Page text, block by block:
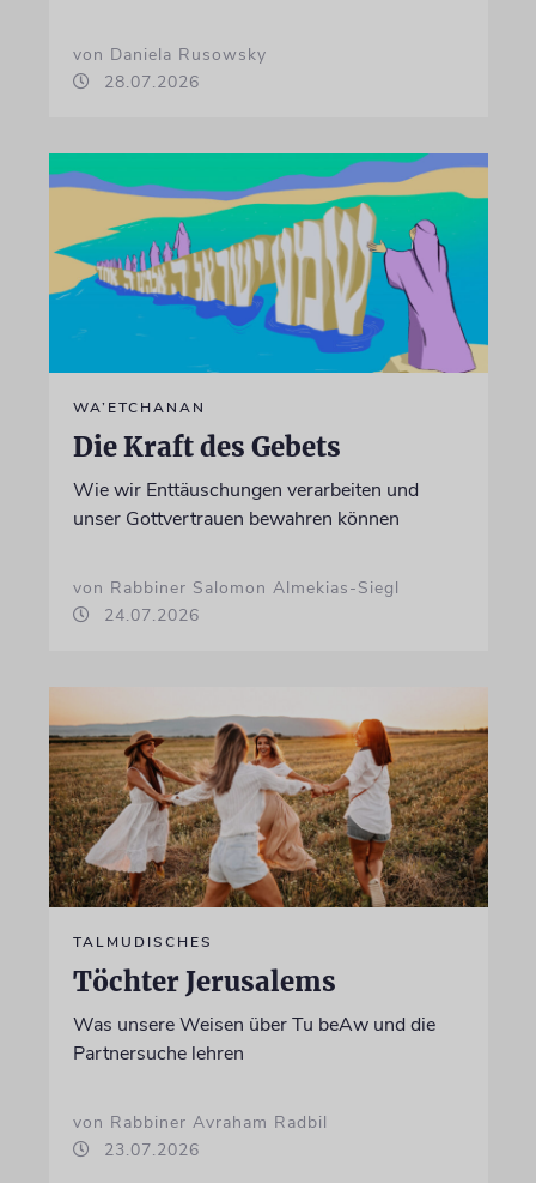
von Daniela Rusowsky
28.07.2026
WA’ETCHANAN
Die Kraft des Gebets
Wie wir Enttäuschungen verarbeiten und
unser Gottvertrauen bewahren können
von Rabbiner Salomon Almekias-Siegl
24.07.2026
TALMUDISCHES
Töchter Jerusalems
Was unsere Weisen über Tu beAw und die
Partnersuche lehren
von Rabbiner Avraham Radbil
23.07.2026